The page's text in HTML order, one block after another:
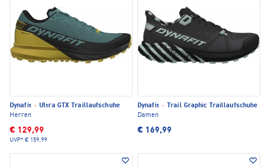
Dynafit · Ultra GTX Traillaufschuhe
Herren
€ 129,99
UVP* € 159,99
Dynafit ·
Trail Graphic Traillaufschuhe
Damen
€ 169,99